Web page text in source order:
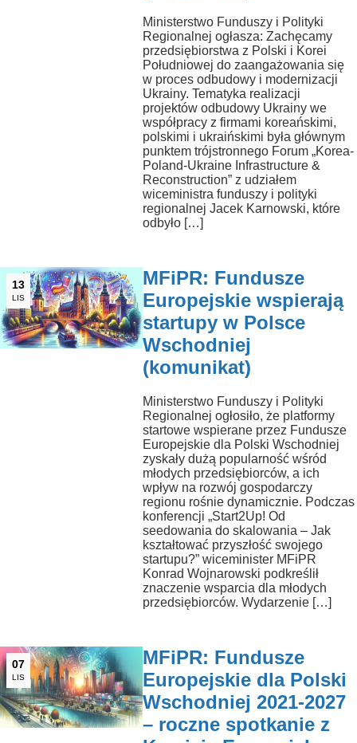
Ministerstwo Funduszy i Polityki
Regionalnej ogłasza: Zachęcamy
przedsiębiorstwa z Polski i Korei
Południowej do zaangażowania się
w proces odbudowy i modernizacji
Ukrainy. Tematyka realizacji
projektów odbudowy Ukrainy we
współpracy z firmami koreańskimi,
polskimi i ukraińskimi była głównym
punktem trójstronnego Forum „Korea-
Poland-Ukraine Infrastructure &
Reconstruction” z udziałem
wiceministra funduszy i polityki
regionalnej Jacek Karnowski, które
odbyło […]
13
LIS
MFiPR: Fundusze
Europejskie wspierają
startupy w Polsce
Wschodniej
(komunikat)
Ministerstwo Funduszy i Polityki
Regionalnej ogłosiło, że platformy
startowe wspierane przez Fundusze
Europejskie dla Polski Wschodniej
zyskały dużą popularność wśród
młodych przedsiębiorców, a ich
wpływ na rozwój gospodarczy
regionu rośnie dynamicznie. Podczas
konferencji „Start2Up! Od
seedowania do skalowania – Jak
kształtować przyszłość swojego
startupu?” wiceminister MFiPR
Konrad Wojnarowski podkreślił
znaczenie wsparcia dla młodych
przedsiębiorców. Wydarzenie […]
07
LIS
MFiPR: Fundusze
Europejskie dla Polski
Wschodniej 2021-2027
– roczne spotkanie z